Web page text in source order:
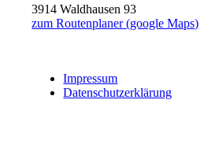
3914 Waldhausen 93
zum Routenplaner (google Maps)
Impressum
Datenschutzerklärung